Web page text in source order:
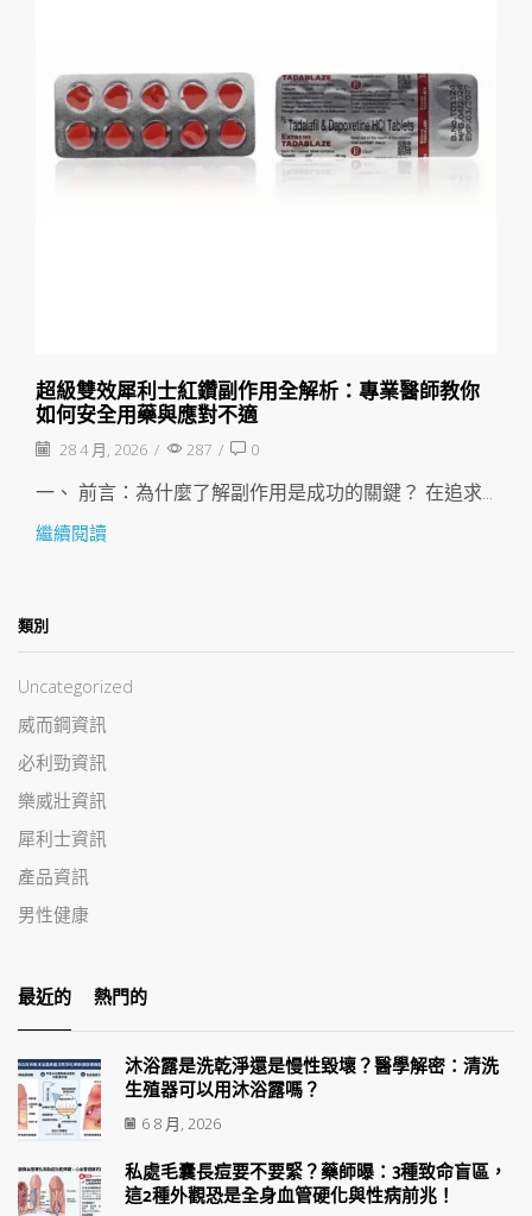
超級雙效犀利士紅鑽副作用全解析：專業醫師教你
如何安全用藥與應對不適
28 4 月, 2026 / 287 / 0
一、 前言：為什麼了解副作用是成功的關鍵？ 在追求...
繼續閱讀
類別
Uncategorized
威而鋼資訊
必利勁資訊
樂威壯資訊
犀利士資訊
產品資訊
男性健康
最近的 熱門的
沐浴露是洗乾淨還是慢性毀壞？醫學解密：清洗
生殖器可以用沐浴露嗎？
6 8 月, 2026
私處毛囊長痘要不要緊？藥師曝：3種致命盲區，
這2種外觀恐是全身血管硬化與性病前兆！